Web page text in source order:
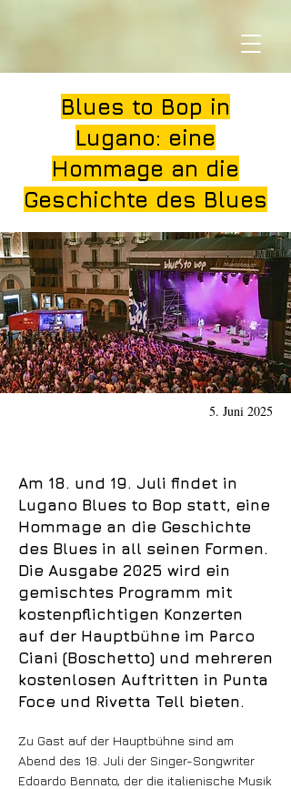
Blues to Bop in
Lugano: eine
Hommage an die
Geschichte des Blues
5. Juni 2025
Am 18. und 19. Juli findet in
Lugano Blues to Bop statt, eine
Hommage an die Geschichte
des Blues in all seinen Formen.
Die Ausgabe 2025 wird ein
gemischtes Programm mit
kostenpflichtigen Konzerten
auf der Hauptbühne im Parco
Ciani (Boschetto) und mehreren
kostenlosen Auftritten in Punta
Foce und Rivetta Tell bieten.
Zu Gast auf der Hauptbühne sind am
Abend des 18. Juli der Singer-Songwriter
Edoardo Bennato, der die italienische Musik